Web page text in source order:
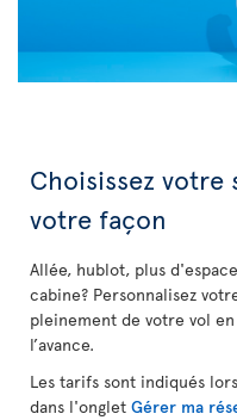
Choisissez votre
votre façon
Allée, hublot, plus
cabine? Personnalisez
pleinement de votre vol
l’avance.
Les tarifs sont indiqués
dans l'onglet Gérer ma